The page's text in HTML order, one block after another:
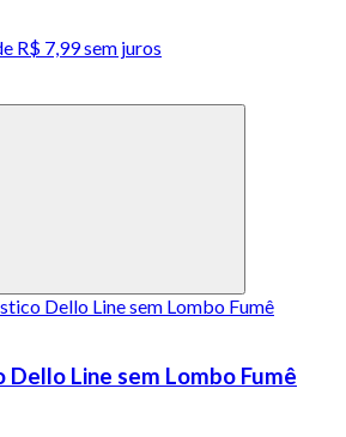
R$ 7,99sem juros
Dello Line sem Lombo Fumê